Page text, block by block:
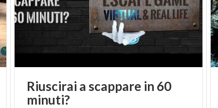
Riuscirai a scappare in 60
minuti?